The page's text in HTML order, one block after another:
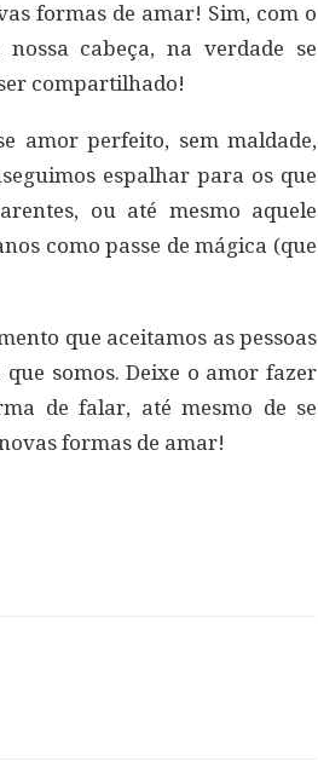
formas de amar! Sim, com o
cabeça, na verdade se
compartilhado!
amor perfeito, sem maldade,
espalhar para os que
ou até mesmo aquele
como passe de mágica (que
que aceitamos as pessoas
somos. Deixe o amor fazer
de falar, até mesmo de se
formas de amar!